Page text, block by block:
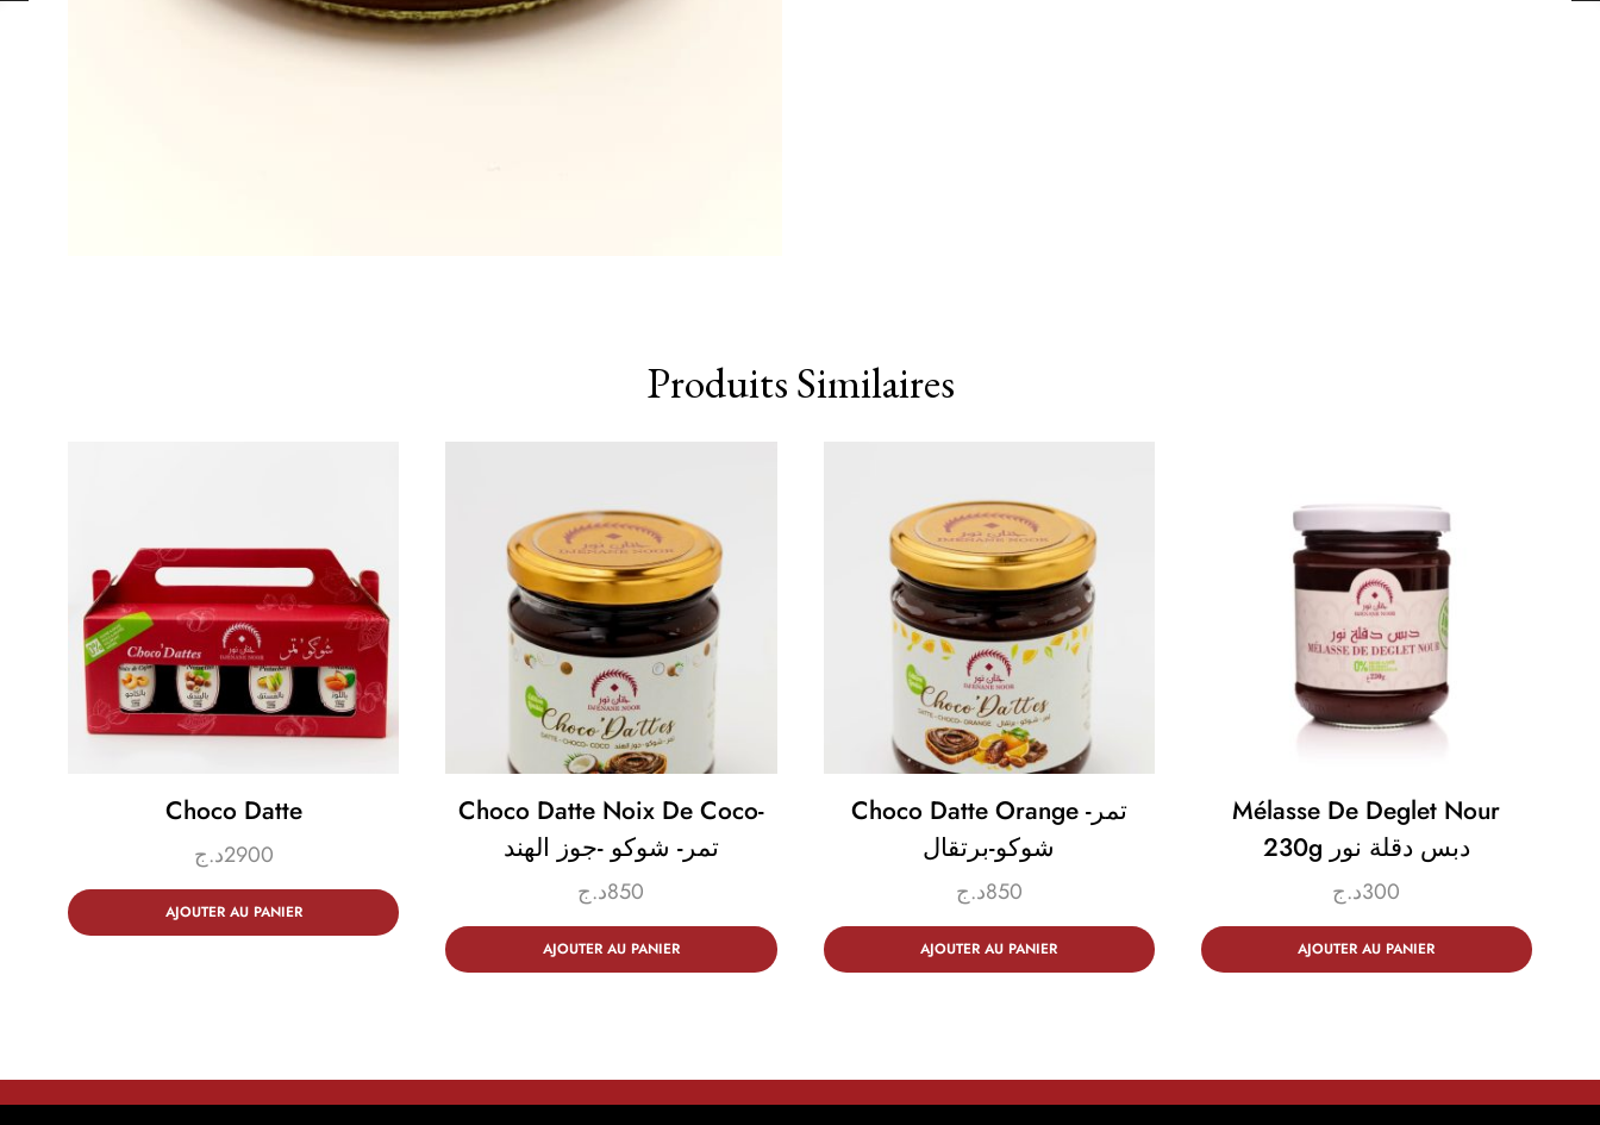
Produits Similaires
Choco Datte
2900د.ج
AJOUTER AU PANIER
Choco Datte Noix De Coco-
تمر- شوكو -جوز الهند
850د.ج
AJOUTER AU PANIER
Choco Datte Orange تمر-
شوكو-برتقال
850د.ج
AJOUTER AU PANIER
Mélasse De Deglet Nour
230g دبس دقلة نور
300د.ج
AJOUTER AU PANIER